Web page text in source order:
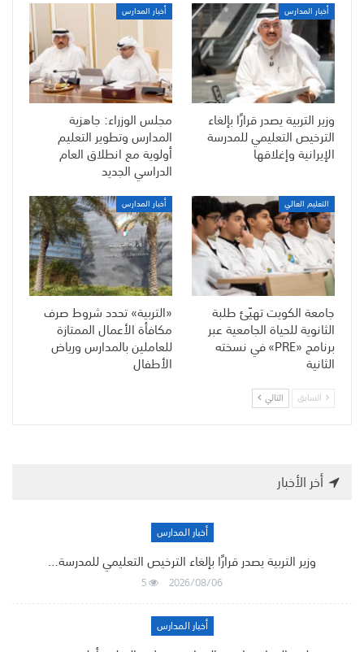
أخبار المدارس
وزير التربية يصدر قرارًا بإلغاء
الترخيص التعليمي للمدرسة
الإيرانية وإغلاقها
أخبار المدارس
مجلس الوزراء: جاهزية
المدارس وتطوير التعليم
أولوية مع انطلاق العام
الدراسي الجديد
التعليم العالي
جامعة الكويت تهيّئ طلبة
الثانوية للحياة الجامعية عبر
برنامج «PRE» في نسخته
الثانية
أخبار المدارس
«التربية» تحدد شروط صرف
مكافأة الأعمال الممتازة
للعاملين بالمدارس ورياض
الأطفال
السابق التالي
أخر الأخبار
أخبار المدارس
وزير التربية يصدر قرارًا بإلغاء الترخيص التعليمي للمدرسة…
2026/08/06
5
أخبار المدارس